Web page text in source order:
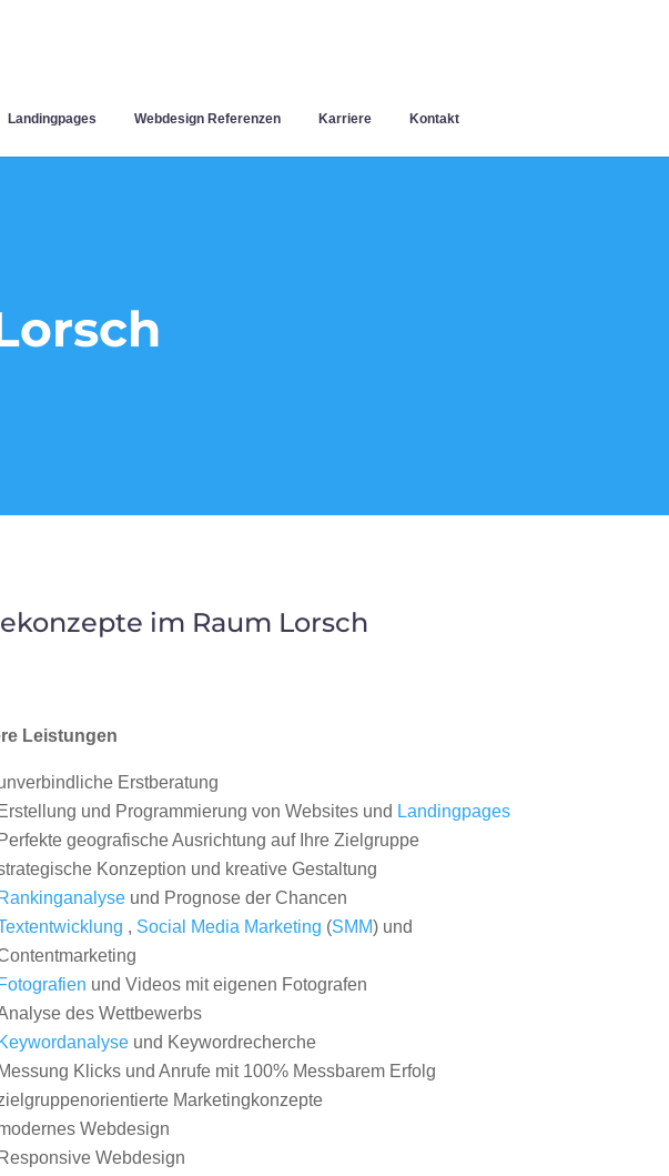
Landingpages Webdesign Referenzen Karriere Kontakt
im Raum Lorsch
Leistungen
Erstberatung
Erstellung und Programmierung von Websites und Landingpages
Perfekte geografische Ausrichtung auf Ihre Zielgruppe
Konzeption und kreative Gestaltung
Rankinganalyseund Prognose der Chancen
, Social Media Marketing (SMM) und
Fotografien und Videos mit eigenen Fotografen
des Wettbewerbs
Keywordanalyseund Keywordrecherche
Messung Klicks und Anrufe mit 100% Messbarem Erfolg
Marketingkonzepte
Webdesign
Responsive Webdesign